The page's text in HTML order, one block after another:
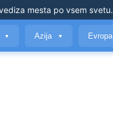
za mesta po vsem svetu.
▼ Azija ▼ Evropa